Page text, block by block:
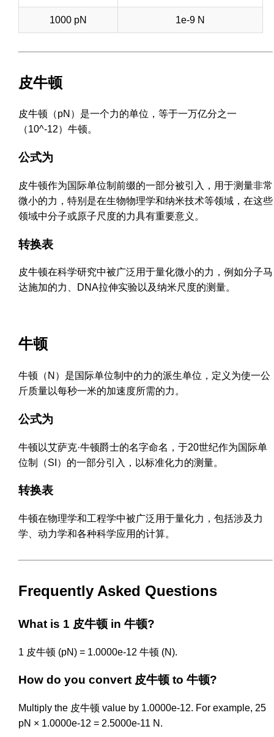
1000 pN 1e-9 N
皮牛顿
皮牛顿（pN）是一个力的单位，等于一万亿分之一
（10^-12）牛顿。
公式为
皮牛顿作为国际单位制前缀的一部分被引入，用于测量非常
微小的力，特别是在生物物理学和纳米技术等领域，在这些
领域中分子或原子尺度的力具有重要意义。
转换表
皮牛顿在科学研究中被广泛用于量化微小的力，例如分子马
达施加的力、DNA拉伸实验以及纳米尺度的测量。
牛顿
牛顿（N）是国际单位制中的力的派生单位，定义为使一公
斤质量以每秒一米的加速度所需的力。
公式为
牛顿以艾萨克·牛顿爵士的名字命名，于20世纪作为国际单
位制（SI）的一部分引入，以标准化力的测量。
转换表
牛顿在物理学和工程学中被广泛用于量化力，包括涉及力
学、动力学和各种科学应用的计算。
Frequently Asked Questions
What is 1 皮牛顿 in 牛顿?
1 皮牛顿 (pN) = 1.0000e-12 牛顿 (N).
How do you convert 皮牛顿 to 牛顿?
Multiply the 皮牛顿 value by 1.0000e-12. For example, 25
pN × 1.0000e-12 = 2.5000e-11 N.